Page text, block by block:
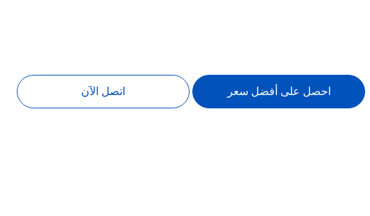
احصل على أفضل سعر اتصل الآن